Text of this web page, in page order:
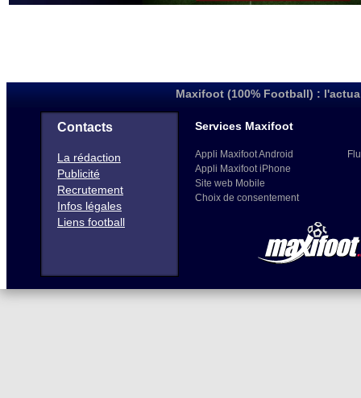
Maxifoot (100% Football) :
Contacts
La rédaction
Publicité
Recrutement
Infos légales
Liens football
Services Maxifoot
Appli Maxifoot Android
Appli Maxifoot iPhone
Site web Mobile
Choix de consentement